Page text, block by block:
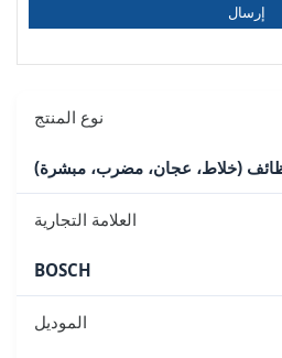
إرسال
نوع المنتج
(خلاط، عجان، مضرب، مبشرة)
العلامة التجارية
BOSCH
الموديل